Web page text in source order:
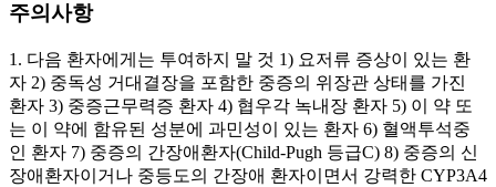
주의사항
1. 다음 환자에게는 투여하지 말 것 1) 요저류 증상이 있는 환
자 2) 중독성 거대결장을 포함한 중증의 위장관 상태를 가진
환자 3) 중증근무력증 환자 4) 협우각 녹내장 환자 5) 이 약 또
는 이 약에 함유된 성분에 과민성이 있는 환자 6) 혈액투석중
인 환자 7) 중증의 간장애환자(Child-Pugh 등급C) 8) 중증의 신
장애환자이거나 중등도의 간장애 환자이면서 강력한 CYP3A4